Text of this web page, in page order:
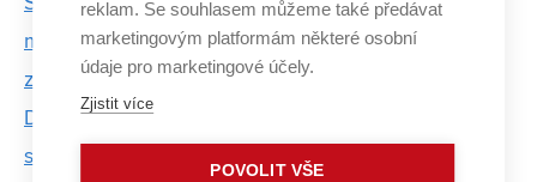
mezinárodní soutěži Euroweek s projektem
zaměřeným na cirkulární ekonomiku
Domácí pěstování zdravých mikrobylin přivedlo
studenta k podnikání
reklam. Se souhlasem můžeme také předávat
marketingovým platformám některé osobní
údaje pro marketingové účely.
Zjistit více
POVOLIT VŠE